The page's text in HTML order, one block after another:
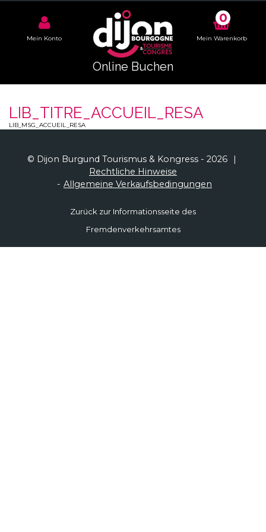
Online Buchen
Mein Konto Mein Warenkorb
0
LIB_TITRE_ACCUEIL_RESA
LIB_MSG_ACCUEIL_RESA
© Dijon Burgund Tourismus & Kongress - 2026
Rechtliche Hinweise
Allgemeine Verkaufsbedingungen
Zurück zur Informationsseite des
Fremdenverkehrsamtes